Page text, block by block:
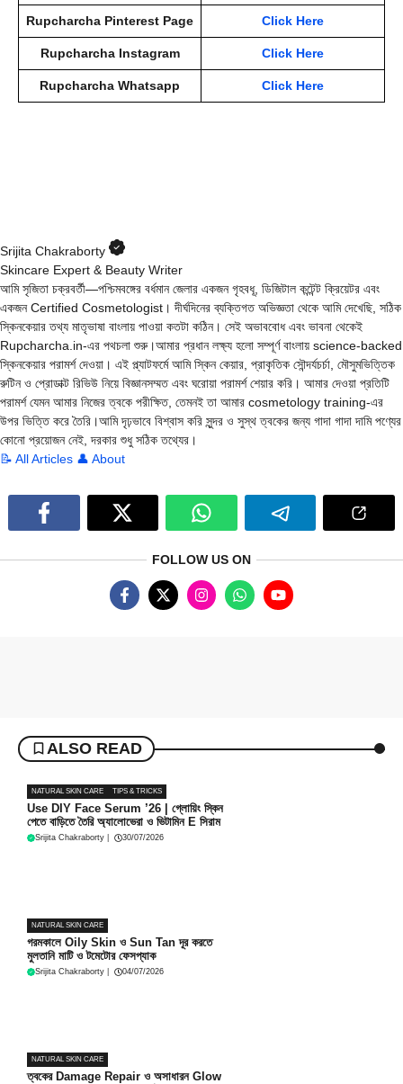
Rupcharcha Pinterest Page Click Here
Rupcharcha Instagram Click Here
Rupcharcha Whatsapp Click Here
Srijita Chakraborty
Skincare Expert & Beauty Writer
আমি সৃজিতা চক্রবর্তী—পশ্চিমবঙ্গের বর্ধমান জেলার একজন গৃহবধূ, ডিজিটাল কন্টেন্ট ক্রিয়েটর এবং
একজন Certified Cosmetologist। দীর্ঘদিনের ব্যক্তিগত অভিজ্ঞতা থেকে আমি দেখেছি, সঠিক
স্কিনকেয়ার তথ্য মাতৃভাষা বাংলায় পাওয়া কতটা কঠিন। সেই অভাববোধ এবং ভাবনা থেকেই
Rupcharcha.in-এর পথচলা শুরু।আমার প্রধান লক্ষ্য হলো সম্পূর্ণ বাংলায় science-backed
স্কিনকেয়ার পরামর্শ দেওয়া। এই প্ল্যাটফর্মে আমি স্কিন কেয়ার, প্রাকৃতিক সৌন্দর্যচর্চা, মৌসুমভিত্তিক
রুটিন ও প্রোডাক্ট রিভিউ নিয়ে বিজ্ঞানসম্মত এবং ঘরোয়া পরামর্শ শেয়ার করি। আমার দেওয়া প্রতিটি
পরামর্শ যেমন আমার নিজের ত্বকে পরীক্ষিত, তেমনই তা আমার cosmetology training-এর
উপর ভিত্তি করে তৈরি।আমি দৃঢ়ভাবে বিশ্বাস করি সুন্দর ও সুস্থ ত্বকের জন্য গাদা গাদা দামি পণ্যের
কোনো প্রয়োজন নেই, দরকার শুধু সঠিক তথ্যের।
📝 All Articles 👤 About
FOLLOW US ON
ALSO READ
NATURAL SKIN CARE TIPS & TRICKS
Use DIY Face Serum ’26 | গ্লোয়িং স্কিন
পেতে বাড়িতে তৈরি অ্যালোভেরা ও ভিটামিন E সিরাম
Srijita Chakraborty 30/07/2026
NATURAL SKIN CARE
গরমকালে Oily Skin ও Sun Tan দূর করতে
মুলতানি মাটি ও টমেটোর ফেসপ্যাক
Srijita Chakraborty 04/07/2026
NATURAL SKIN CARE
ত্বকের Damage Repair ও অসাধারন Glow